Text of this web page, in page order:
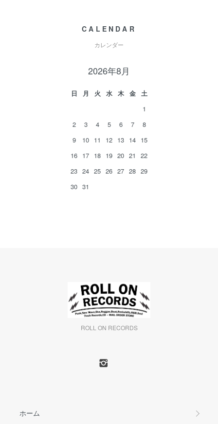
CALENDAR
カレンダー
2026年8月
日 月 火 水 木 金
土
1
2
3 4 5 6 7
8
9
10 11 12 13 14 15
16 17 18 19 20 21
22
23 24 25 26 27 28 29
30 31
ROLL ON RECORDS
ホーム